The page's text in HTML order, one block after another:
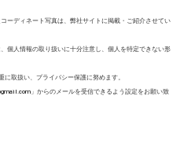
ーディネート写真は、弊社サイトに掲載・ご紹介させてい
個人情報の取り扱いに十分注意し、個人を特定できない形
取扱い、プライバシー保護に努めます。
」からのメールを受信できるよう設定をお願い致